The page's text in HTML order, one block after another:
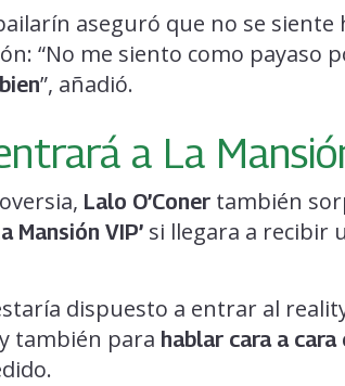
aseguró que no se
“No me siento como payaso
”, añadió.
a La
Lalo O’Coner también
Mansión VIP’ si llegara a recibir
dispuesto a entrar al
y también para hablar cara a